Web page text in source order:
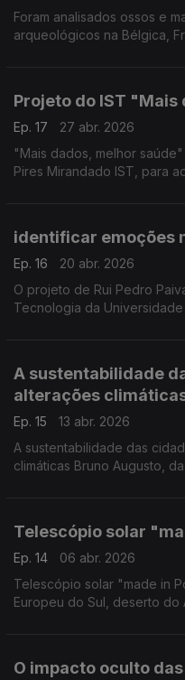
Foram analisados ossos e
arqueológicos na Bélgica,
Projeto do IST
Ep. 17
27 abr. 2026
"Mais dados, melhor
Pires Mirandado IST, para
identificar emoções
Ep. 16
20 abr. 2026
O projeto de Rui Pedro
Tecnologia da
A sustentabilidade
alterações
Ep. 15
13 abr. 2026
A sustentabilidade das
climáticas Bruno Augusto,
Telescópio solar
Ep. 14
06 abr. 2026
Telescópio solar "made in
Europeu do Sul, deserto do
O impacto oculto